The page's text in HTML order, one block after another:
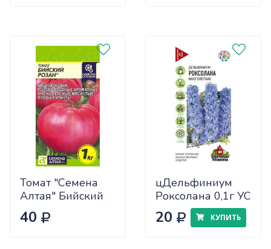
Томат "Семена
Алтая" Бийский
Розан 0,05
40
цДельфиниум
Роксолана 0,1г УС
20 КУПИТЬ